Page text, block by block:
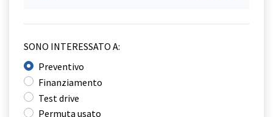
SONO INTERESSATO A:
Preventivo
Finanziamento
Test drive
Permuta usato